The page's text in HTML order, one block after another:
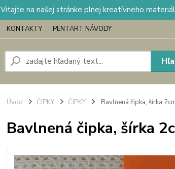
Vitajte na našej stránke plnej kreatívneho
KONTAKTY PENTART NÁVODY
Úvod ČIPKY ČIPKY Bavlnená čipka, šírka
Bavlnená čipka, šírka